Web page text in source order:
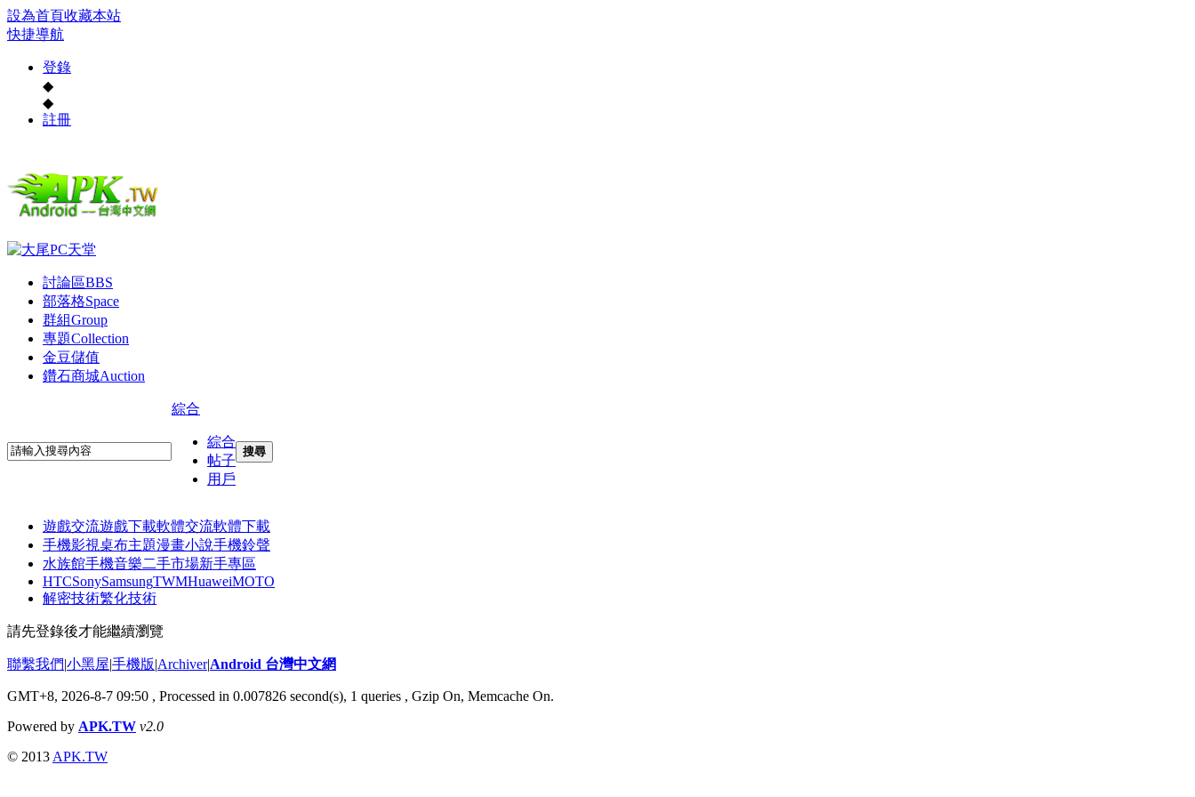
設為首頁收藏本站
快捷導航
登錄
◆
◆
註冊
討論區BBS
部落格Space
群組Group
專題Collection
金豆儲值
鑽石商城Auction
綜合
綜合
帖子
用戶
搜尋
遊戲交流遊戲下載軟體交流軟體下載
手機影視桌布主題漫畫小說手機鈴聲
水族館手機音樂二手市場新手專區
HTCSonySamsungTWMHuaweiMOTO
解密技術繁化技術
請先登錄後才能繼續瀏覽
聯繫我們|小黑屋|手機版|Archiver|Android 台灣中文網
GMT+8, 2026-8-7 09:50 , Processed in 0.007826 second(s), 1 queries , Gzip On, Memcache On.
Powered by APK.TW v2.0
© 2013 APK.TW